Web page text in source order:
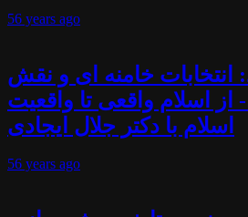
56 years ago
انتخابات خامنه ای و نقش
اسلام واقعی تا واقعیت
اسلام با دکتر جلال ایجادی
56 years ago